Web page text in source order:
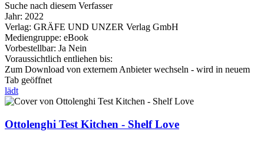
Suche nach diesem Verfasser
Jahr: 2022
Verlag: GRÄFE UND UNZER Verlag GmbH
Mediengruppe: eBook
Vorbestellbar: Ja Nein
Voraussichtlich entliehen bis:
Zum Download von externem Anbieter wechseln - wird in neuem
Tab geöffnet
lädt
Ottolenghi Test Kitchen - Shelf Love